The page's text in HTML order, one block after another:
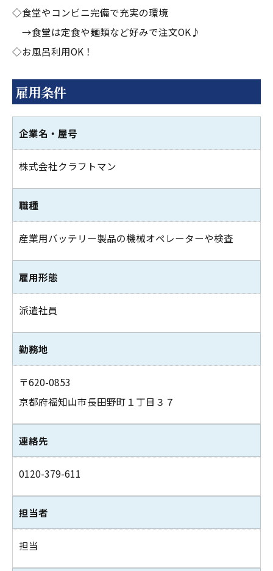
◇食堂やコンビニ完備で充実の環境
→食堂は定食や麺類など好みで注文OK♪
◇お風呂利用OK！
雇用条件
企業名・屋号
株式会社クラフトマン
職種
産業用バッテリー製品の機械オペレーターや検査
雇用形態
派遣社員
勤務地
〒620-0853
京都府福知山市長田野町１丁目３７
連絡先
0120-379-611
担当者
担当